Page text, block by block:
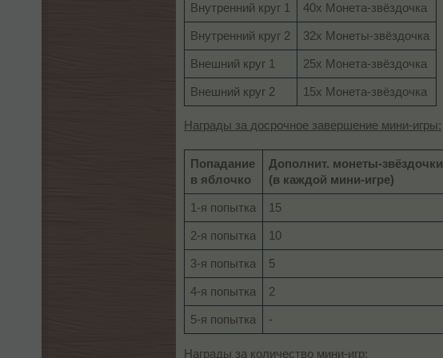
Внутренний круг 1 40x Монета-звёздочка
Внутренний круг 2 32x Монеты-звёздочка
Внешний круг 1 25x Монета-звёздочка
Внешний круг 2 15x Монета-звёздочка
Награды за досрочное завершение мини-игры:
Попадание
в яблочко
Дополнит. монеты-звёздочки
(в каждой мини-игре)
1-я попытка 15
2-я попытка 10
3-я попытка 5
4-я попытка 2
5-я попытка -
Награды за количество мини-игр: